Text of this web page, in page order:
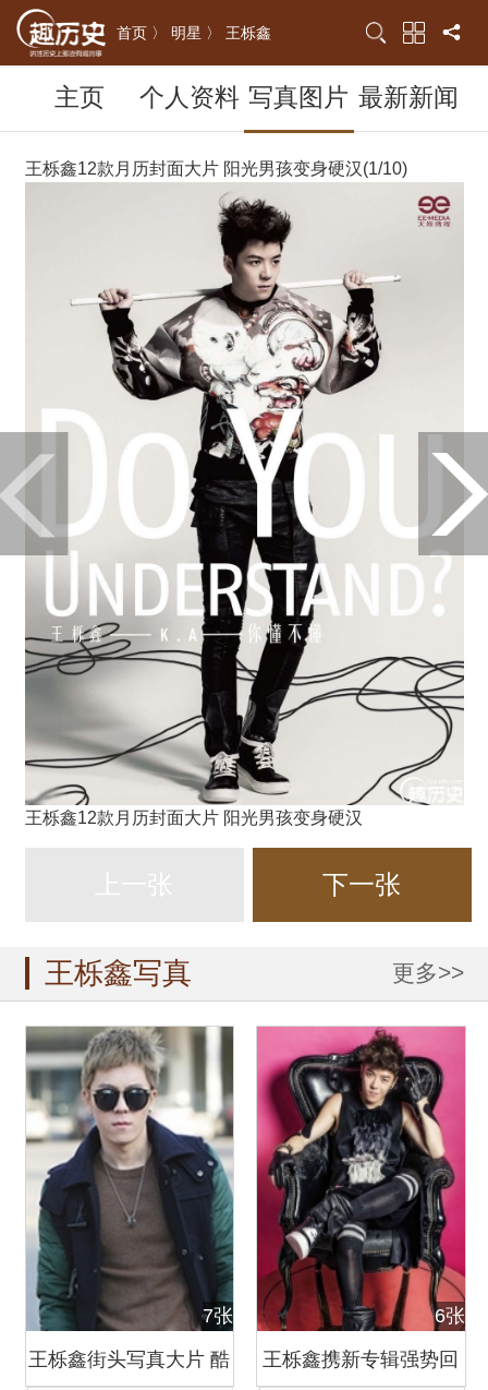
首页 〉 明星 〉 王栎鑫
主页 个人资料 写真图片 最新新闻
王栎鑫12款月历封面大片 阳光男孩变身硬汉(1/10)
王栎鑫12款月历封面大片 阳光男孩变身硬汉
下一张
王栎鑫写真 更多>>
7张
王栎鑫街头写真大片 酷
6张
王栎鑫携新专辑强势回